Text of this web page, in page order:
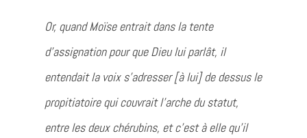
Or, quand Moïse entrait dans la tente
d’assignation pour que Dieu lui parlât, il
entendait la voix s’adresser [à lui] de dessus le
propitiatoire qui couvrait l’arche du statut,
entre les deux chérubins, et c’est à elle qu’il